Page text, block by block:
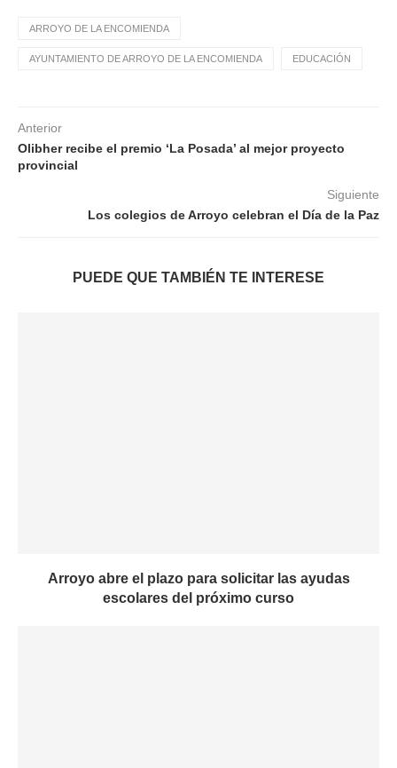
ARROYO DE LA ENCOMIENDA
AYUNTAMIENTO DE ARROYO DE LA ENCOMIENDA EDUCACIÓN
Anterior
Olibher recibe el premio ‘La Posada’ al mejor proyecto
provincial
Siguiente
Los colegios de Arroyo celebran el Día de la Paz
PUEDE QUE TAMBIÉN TE INTERESE
Arroyo abre el plazo para solicitar las ayudas
escolares del próximo curso